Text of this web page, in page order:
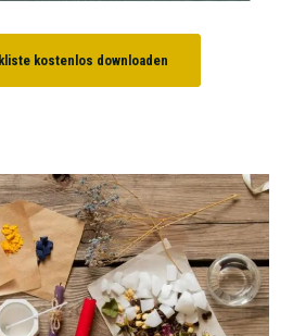
kostenlos downloaden